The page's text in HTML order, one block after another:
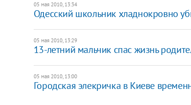
05 мая 2010, 13:34
Одесский школьник хладнокровно
05 мая 2010, 13:29
13-летний мальчик спас жизнь
05 мая 2010, 13:00
Городская элекричка в Киеве